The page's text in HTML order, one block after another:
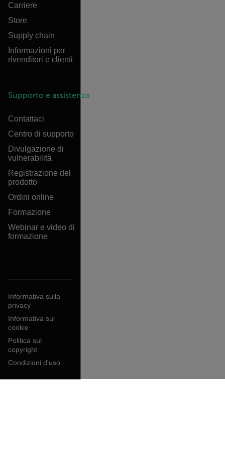
Carriere
Store
Supply chain
Informazioni per
rivenditori e clienti
Supporto e assistenza
Contattaci
Centro di supporto
Divulgazione di
vulnerabilità
Registrazione del
prodotto
Ordini online
Formazione
Webinar e video di
formazione
Informativa sulla
privacy
Informativa sui
cookie
Politica sul
copyright
Condizioni d'uso